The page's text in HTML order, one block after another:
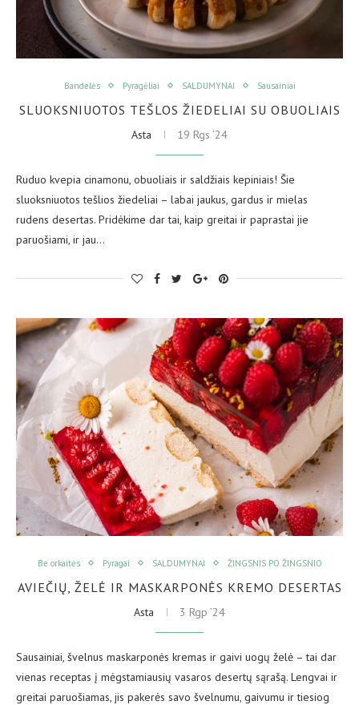
Bandelės Pyragėliai SALDUMYNAI Sausainiai
SLUOKSNIUOTOS TEŠLOS ŽIEDELIAI SU OBUOLIAIS
Asta 19 Rgs ’24
Ruduo kvepia cinamonu, obuoliais ir saldžiais kepiniais! Šie
sluoksniuotos tešlios žiedeliai – labai jaukus, gardus ir mielas
rudens desertas. Pridėkime dar tai, kaip greitai ir paprastai jie
paruošiami, ir jau…
Be orkaitės Pyragai SALDUMYNAI ŽINGSNIS PO ŽINGSNIO
AVIEČIŲ, ŽELĖ IR MASKARPONĖS KREMO DESERTAS
Asta 3 Rgp ’24
Sausainiai, švelnus maskarponės kremas ir gaivi uogų želė – tai dar
vienas receptas į mėgstamiausių vasaros desertų sąrašą. Lengvai ir
greitai paruošiamas, jis pakerės savo švelnumu, gaivumu ir tiesiog